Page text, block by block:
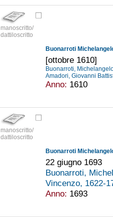
manoscritto/
dattiloscritto
Buonarroti
[ottobre 1610]
Buonarroti,
Amadori, Giovanni
Anno: 1610
manoscritto/
dattiloscritto
Buonarroti
22 giugno 1693
Buonarroti,
Vincenzo, 1622-
Anno: 1693